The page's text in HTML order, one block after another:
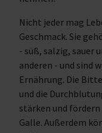
Nicht jeder mag
Geschmack. Sie
- süß, salzig, sauer
anderen - und sind
Ernährung. Die
und die
stärken und
Galle. Außerdem